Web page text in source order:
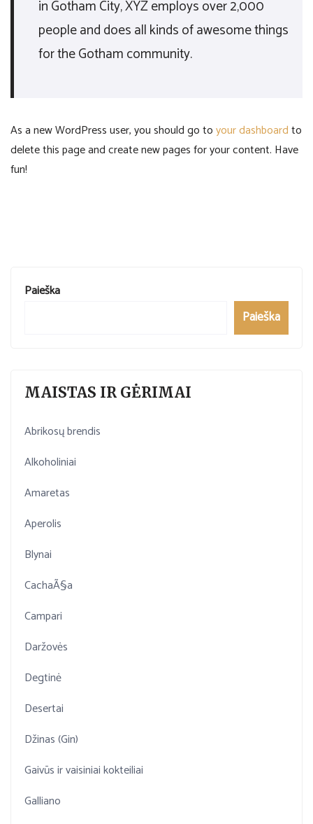
in Gotham City, XYZ employs over 2,000
people and does all kinds of awesome things
for the Gotham community.
As a new WordPress user, you should go toyour dashboardto
delete this page and create new pages for your content. Have
fun!
Paieška
Paieška
MAISTAS IR GĖRIMAI
Abrikosų brendis
Alkoholiniai
Amaretas
Aperolis
Blynai
CachaÃ§a
Campari
Daržovės
Degtinė
Desertai
Džinas (Gin)
Gaivūs ir vaisiniai kokteiliai
Galliano